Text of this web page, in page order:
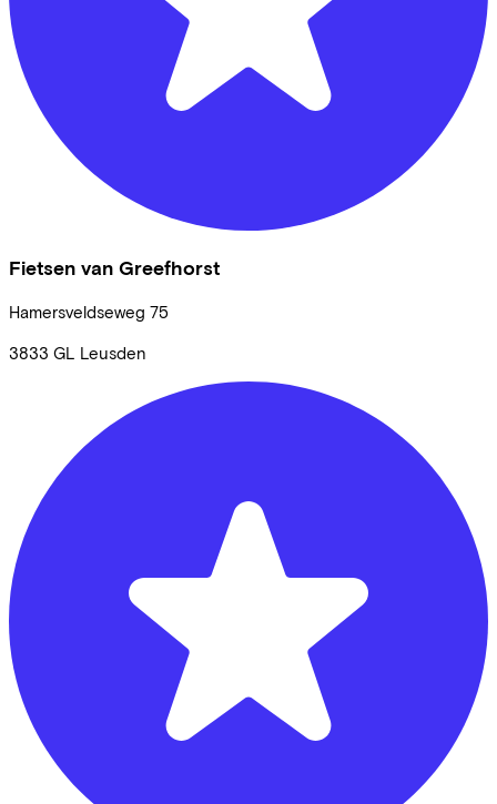
Fietsen van Greefhorst
Hamersveldseweg 75
3833 GL Leusden